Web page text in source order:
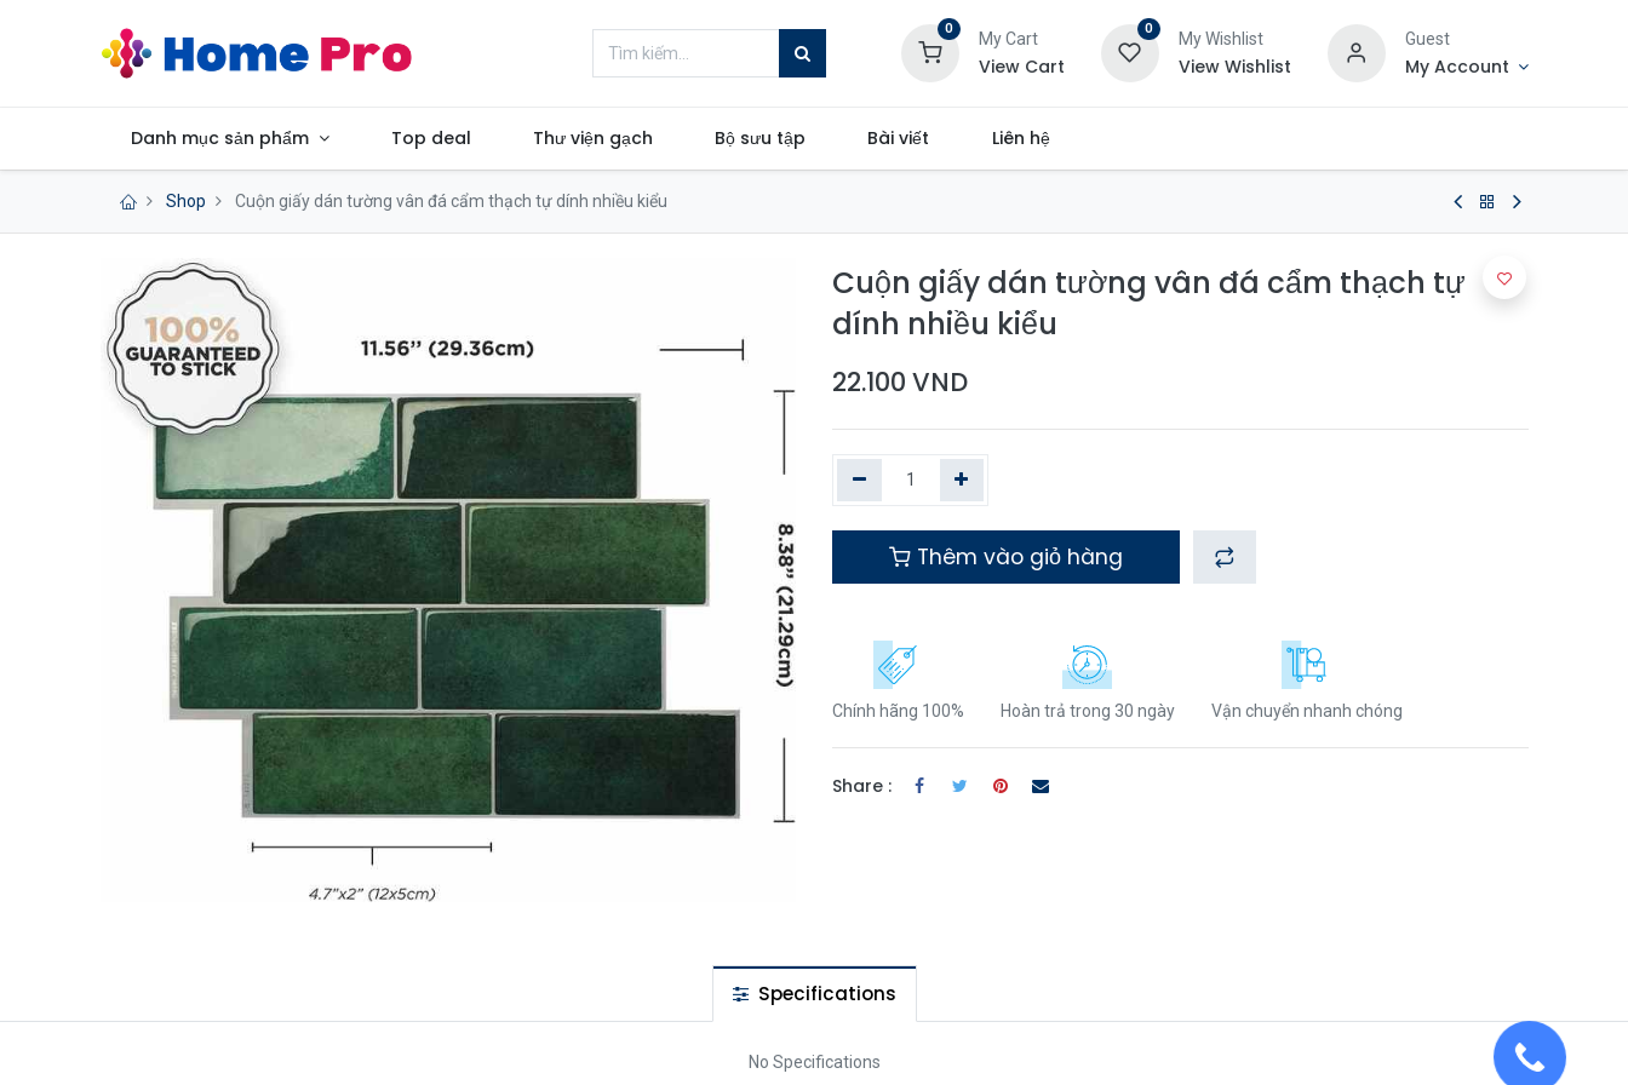
0
My Cart
View Cart
0
My Wishlist
View Wishlist
Guest
My Account
Danh mục sản phẩm Top deal Thư viện gạch Bộ sưu tập Bài viết Liên hệ
Shop Cuộn giấy dán tường vân đá cẩm thạch tự dính nhiều kiểu
Cuộn giấy dán tường vân đá cẩm thạch tự
dính nhiều kiểu
22.100 VND
Thêm vào giỏ hàng
Chính hãng 100% Hoàn trả trong 30 ngày Vận chuyển nhanh chóng
Share :
Specifications
No Specifications